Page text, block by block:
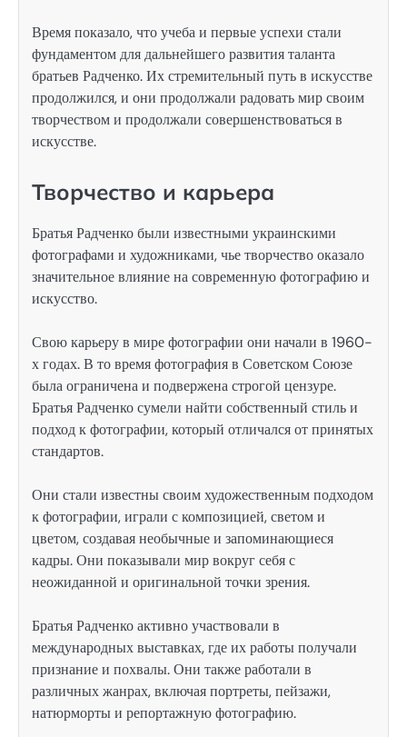
Время показало, что учеба и первые успехи стали
фундаментом для дальнейшего развития таланта
братьев Радченко. Их стремительный путь в искусстве
продолжился, и они продолжали радовать мир своим
творчеством и продолжали совершенствоваться в
искусстве.
Творчество и карьера
Братья Радченко были известными украинскими
фотографами и художниками, чье творчество оказало
значительное влияние на современную фотографию и
искусство.
Свою карьеру в мире фотографии они начали в 1960-
х годах. В то время фотография в Советском Союзе
была ограничена и подвержена строгой цензуре.
Братья Радченко сумели найти собственный стиль и
подход к фотографии, который отличался от принятых
стандартов.
Они стали известны своим художественным подходом
к фотографии, играли с композицией, светом и
цветом, создавая необычные и запоминающиеся
кадры. Они показывали мир вокруг себя с
неожиданной и оригинальной точки зрения.
Братья Радченко активно участвовали в
международных выставках, где их работы получали
признание и похвалы. Они также работали в
различных жанрах, включая портреты, пейзажи,
натюрморты и репортажную фотографию.